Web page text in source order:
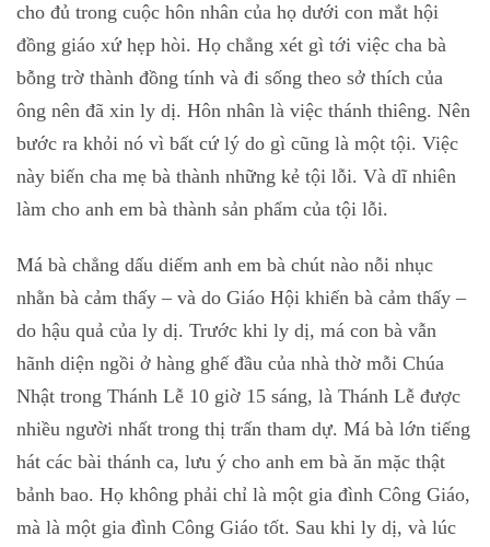
cho đủ trong cuộc hôn nhân của họ dưới con mắt hội
đồng giáo xứ hẹp hòi. Họ chẳng xét gì tới việc cha bà
bỗng trờ thành đồng tính và đi sống theo sở thích của
ông nên đã xin ly dị. Hôn nhân là việc thánh thiêng. Nên
bước ra khỏi nó vì bất cứ lý do gì cũng là một tội. Việc
này biến cha mẹ bà thành những kẻ tội lỗi. Và dĩ nhiên
làm cho anh em bà thành sản phẩm của tội lỗi.
Má bà chẳng dấu diếm anh em bà chút nào nỗi nhục
nhằn bà cảm thấy – và do Giáo Hội khiến bà cảm thấy –
do hậu quả của ly dị. Trước khi ly dị, má con bà vẫn
hãnh diện ngồi ở hàng ghế đầu của nhà thờ mỗi Chúa
Nhật trong Thánh Lễ 10 giờ 15 sáng, là Thánh Lễ được
nhiều người nhất trong thị trấn tham dự. Má bà lớn tiếng
hát các bài thánh ca, lưu ý cho anh em bà ăn mặc thật
bảnh bao. Họ không phải chỉ là một gia đình Công Giáo,
mà là một gia đình Công Giáo tốt. Sau khi ly dị, và lúc